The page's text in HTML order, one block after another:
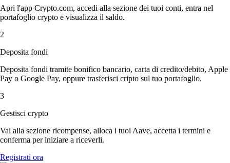
Apri l'app Crypto.com, accedi alla sezione dei tuoi conti, entra nel
portafoglio crypto e visualizza il saldo.
2
Deposita fondi
Deposita fondi tramite bonifico bancario, carta di credito/debito, Apple
Pay o Google Pay, oppure trasferisci cripto sul tuo portafoglio.
3
Gestisci crypto
Vai alla sezione ricompense, alloca i tuoi Aave, accetta i termini e
conferma per iniziare a riceverli.
Registrati ora